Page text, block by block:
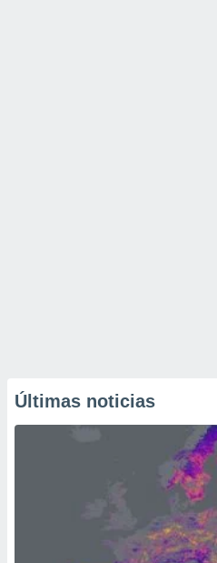
Últimas noticias